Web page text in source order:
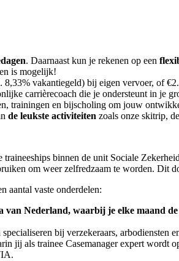
. Daarnaast kun je rekenen op een
is mogelijk!
8,33% vakantiegeld) bij eigen vervoer, of
carrièrecoach die je ondersteunt in je
trainingen en bijscholing om jouw
de leukste activiteiten zoals onze skitrip,
traineeships binnen de unit Sociale
om weer zelfredzaam te worden. Dit
aantal vaste onderdelen:
van Nederland, waarbij je elke maand
bij verzekeraars, arbodiensten
jij als trainee Casemanager expert wordt